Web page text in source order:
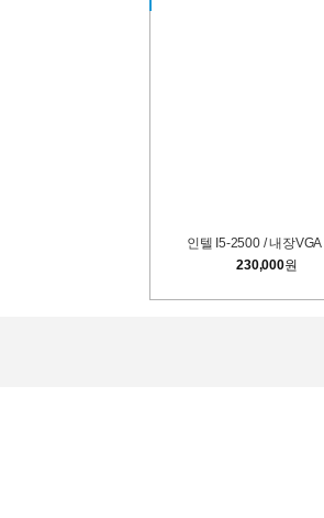
인텔 I5-2500 / 내장VGA
230,000원